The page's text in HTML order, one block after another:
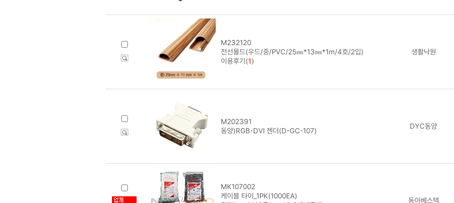
M232120
전선몰드(우드/중/PVC/25㎜*13㎜*1m/4호/2입)
이용후기(1)
생활낙원
M202391
동양)RGB-DVI 젠더(D-GC-107)
DYC동양
MK107002
케이블 타이_1PK(1000EA)
동아베스텍